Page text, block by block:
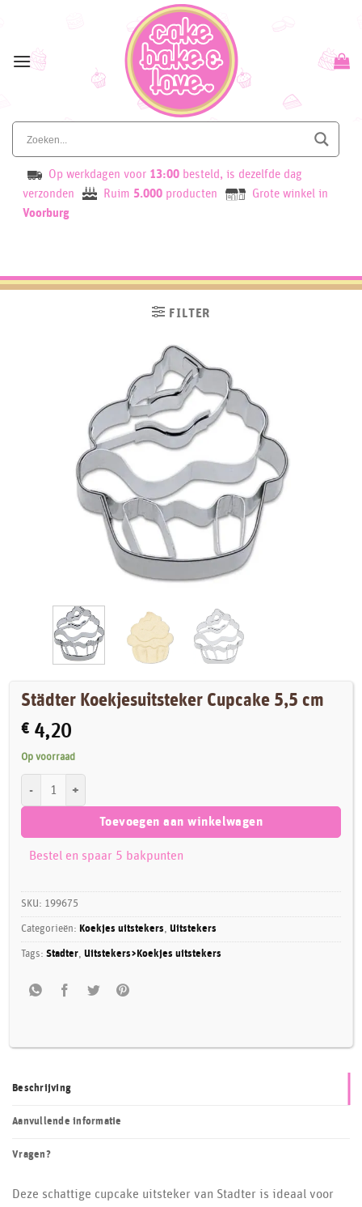
content
Op werkdagen voor 13:00 besteld, is dezelfde dag
verzonden
Ruim 5.000 producten
Grote winkel in
Voorburg
FILTER
Städter Koekjesuitsteker Cupcake 5,5 cm
€ 4,20
Op voorraad
Toevoegen aan winkelwagen
Bestel en spaar 5 bakpunten
SKU: 199675
Categorieën: Koekjes uitstekers,Uitstekers
Tags:Stadter,Uitstekers>Koekjes uitstekers
Beschrijving
Aanvullende informatie
Vragen?
Deze schattige cupcake uitsteker van Stadter is ideaal voor